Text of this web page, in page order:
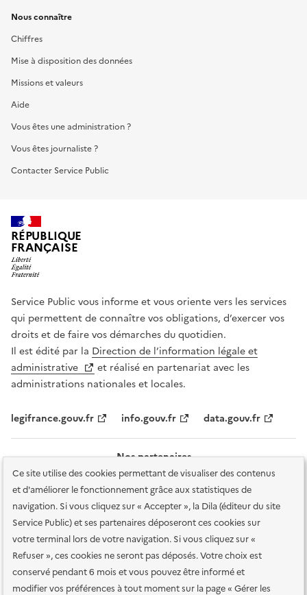
Ce site utilise des cookies permettant de visualiser des contenus
et d'améliorer le fonctionnement grâce aux statistiques de
navigation. Si vous cliquez sur « Accepter », la Dila (éditeur du site
Service Public) et ses partenaires déposeront ces cookies sur
votre terminal lors de votre navigation. Si vous cliquez sur «
Refuser », ces cookies ne seront pas déposés. Votre choix est
conservé pendant 6 mois et vous pouvez être informé et
modifier vos préférences à tout moment sur la page « Gérer les
Nous connaître
Chiffres
Mise à disposition des données
Missions et valeurs
Aide
Vous êtes une administration ?
Vous êtes journaliste ?
Contacter Service Public
RÉPUBLIQUE
FRANÇAISE
Service Public vous informe et vous oriente vers les services
qui permettent de connaître vos obligations, d’exercer vos
droits et de faire vos démarches du quotidien.
Il est édité par la Direction de l’information légale et
administrative
et réalisé en partenariat avec les
administrations nationales et locales.
legifrance.gouv.fr info.gouv.fr data.gouv.fr
Nos partenaires
Plan du site Accessibilité : totalement conforme
Accessibilité des
services en ligne Mentions légales Données personnelles et sécurité